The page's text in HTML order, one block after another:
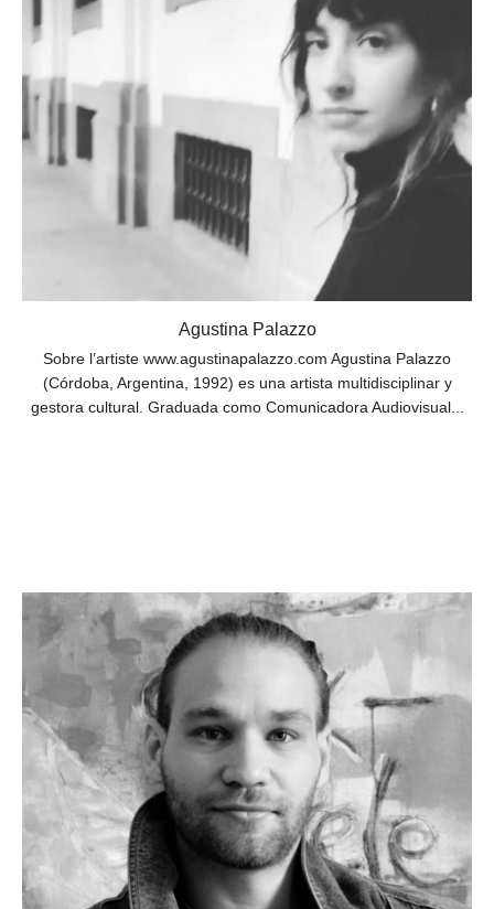
Agustina Palazzo
Sobre l’artiste www.agustinapalazzo.com Agustina Palazzo
(Córdoba, Argentina, 1992) es una artista multidisciplinar y
gestora cultural. Graduada como Comunicadora Audiovisual...